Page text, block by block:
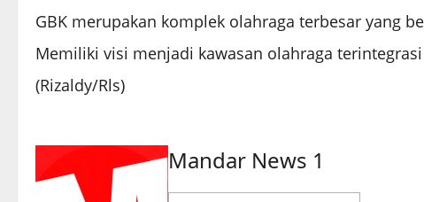
GBK merupakan komplek olahraga terbesar yang
Memiliki visi menjadi kawasan olahraga
(Rizaldy/Rls)
Mandar News 1